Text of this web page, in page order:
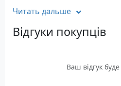
того, в районі ступнів ніг
додатковий шар
забезпечить додатковий
швів та застібок-блискавок,
Читать дальше
Відгуки покупців
Ваш відгук